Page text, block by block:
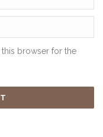
this browser for the